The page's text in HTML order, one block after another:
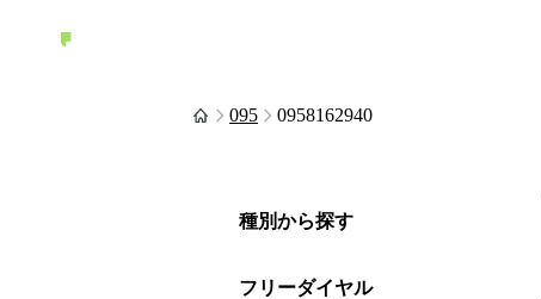
095 0958162940
種別から探す
フリーダイヤル